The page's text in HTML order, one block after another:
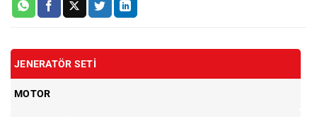
JENERATÖR SETI
MOTOR